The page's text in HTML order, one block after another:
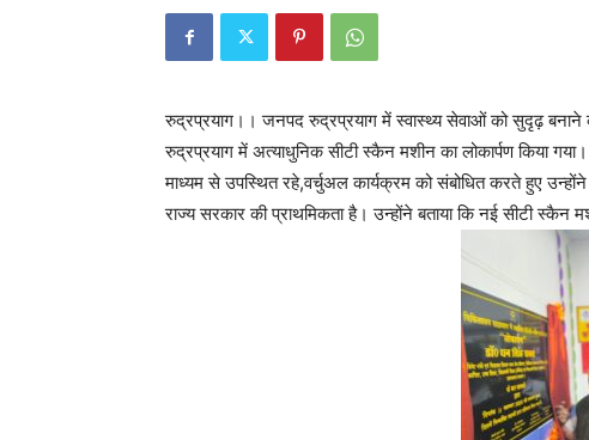
रुद्रप्रयाग।। जनपद रुद्रप्रयाग में स्वास्थ्य सेवाओं को सुदृढ़ बनाने
रुद्रप्रयाग में अत्याधुनिक सीटी स्कैन मशीन का लोकार्पण किया
माध्यम से उपस्थित रहे,वर्चुअल कार्यक्रम को संबोधित करते हुए
राज्य सरकार की प्राथमिकता है। उन्होंने बताया कि नई सीटी